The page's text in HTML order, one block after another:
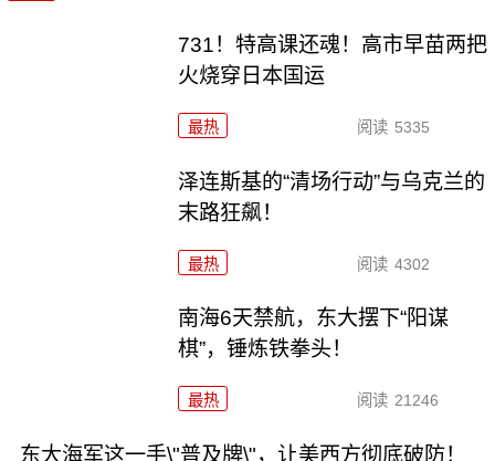
731！特高课还魂！高市早苗两把
火烧穿日本国运
最热 阅读 5335
泽连斯基的“清场行动”与乌克兰的
末路狂飙！
最热 阅读 4302
南海6天禁航，东大摆下“阳谋
棋”，锤炼铁拳头！
最热 阅读 21246
东大海军这一手\"普及牌\"，让美西方彻底破防！